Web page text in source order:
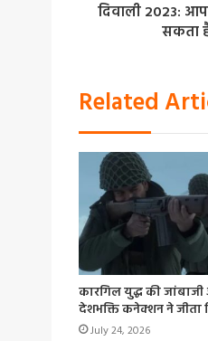
दिवाली 2023:
सकता
Related
कारगिल युद्ध की
देशभक्ति कनेक्शन ने जीता
July 24, 2026